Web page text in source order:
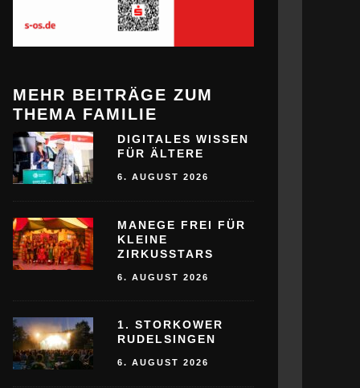
MEHR BEITRÄGE ZUM
THEMA FAMILIE
DIGITALES WISSEN
FÜR ÄLTERE
6. AUGUST 2026
MANEGE FREI FÜR
KLEINE
ZIRKUSSTARS
6. AUGUST 2026
1. STORKOWER
RUDELSINGEN
6. AUGUST 2026